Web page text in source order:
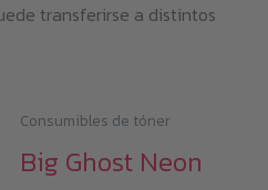
transferirse a distintos
Consumibles de tóner
Big Ghost Neon